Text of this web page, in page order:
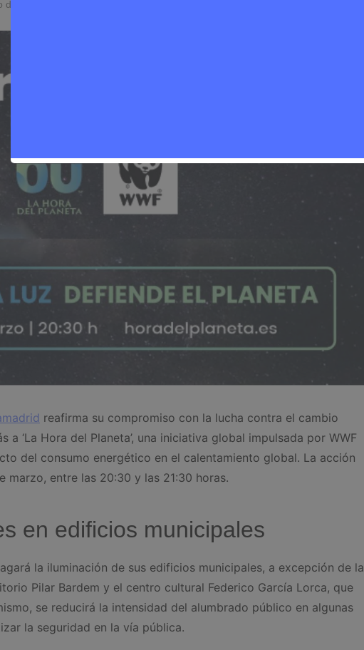
de 2025
reafirma su compromiso con la lucha contra el cambio
a ‘La Hora del Planeta’, una iniciativa global impulsada por WWF
del consumo energético en el calentamiento global. La acción
marzo, entre las 20:30 y las 21:30 horas.
en edificios municipales
la iluminación de sus edificios municipales, a excepción de la
Pilar Bardem y el centro cultural Federico García Lorca, que
se reducirá la intensidad del alumbrado público en algunas
la seguridad en la vía pública.